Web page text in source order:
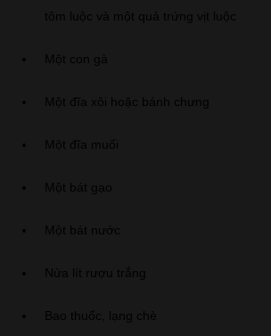
tôm luộc và một quả trứng vịt luộc
Một con gà
Một đĩa xôi hoặc bánh chưng
Một đĩa muối
Một bát gạo
Một bát nước
Nửa lít rượu trắng
Bao thuốc, lạng chè